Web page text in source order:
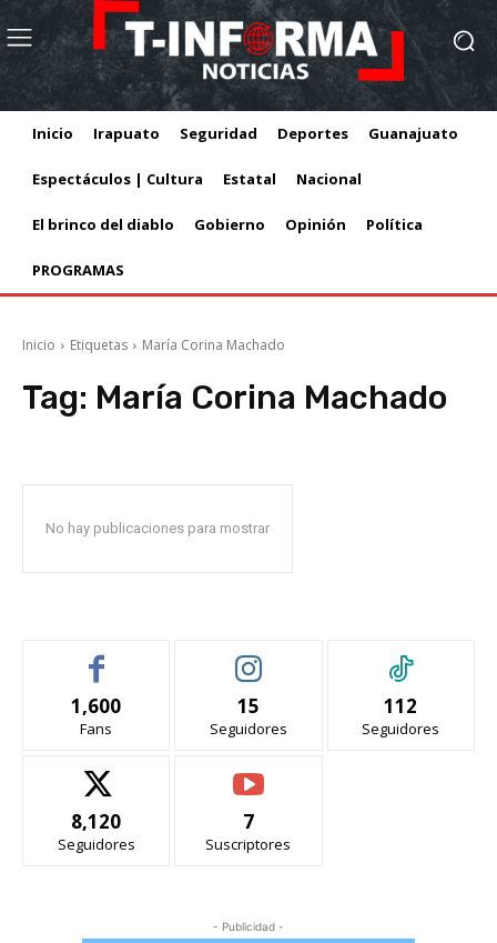
Inicio Irapuato Seguridad Deportes Guanajuato
Espectáculos | Cultura Estatal Nacional
El brinco del diablo Gobierno Opinión Política
PROGRAMAS
Inicio Etiquetas María Corina Machado
Tag: María Corina Machado
No hay publicaciones para mostrar
1,600
Fans
15
Seguidores
112
Seguidores
8,120
Seguidores
7
Suscriptores
- Publicidad -